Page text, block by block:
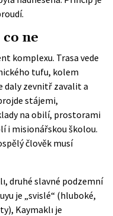
ne
komplexu. Trasa vede
tufu, kolem
daly zevnitř zavalit a
stájemi,
na obilí, prostorami
i misionářskou školou.
člověk musí
druhé slavné podzemní
je „svislé“ (hluboké,
Kaymaklı je